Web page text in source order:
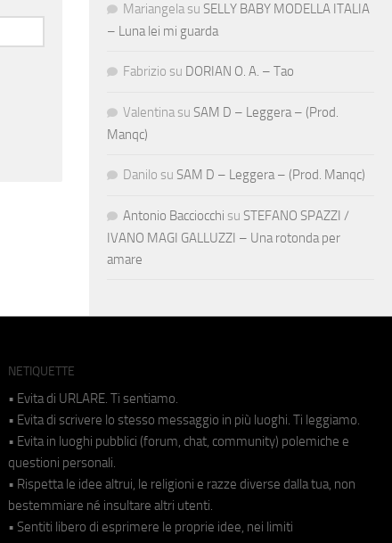
Mariangela su SELLY BABY MODELLA ITALIA
– Luna lei mi guarda
Fabrizio su DORIAN O. A. – Tao
Valentina su SAM D – Leggera – (Prod.
Manqc)
Danilo su SAM D – Leggera – (Prod. Manqc)
Antonio Bacciocchi su STEFANO SPAZZI /
IVANO MAGI GALLUZZI – Una rotonda per
amare
NETIQUETTE
• Evita di URLARE. Ti sentiamo.
• Evita di scrivere lo stesso messaggio in più luoghi. Ti leggiamo.
• Evita in luoghi pubblici (forum, chat, community) polemiche e
questioni personali.
• Rispetta le idee altrui, le religioni e razze diverse dalla tua, non
bestemmiare né insultare altri utenti.
• Sentiti libero di esprimere le proprie idee, nei limiti